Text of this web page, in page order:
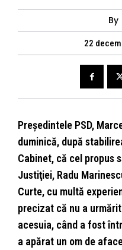
By
22
Preşedintele PSD,
duminică, după
Cabinet, că cel propus
Justiţiei, Radu
Curte, cu multă
precizat că nu a
acesuia, când a fost
a apărat un om de